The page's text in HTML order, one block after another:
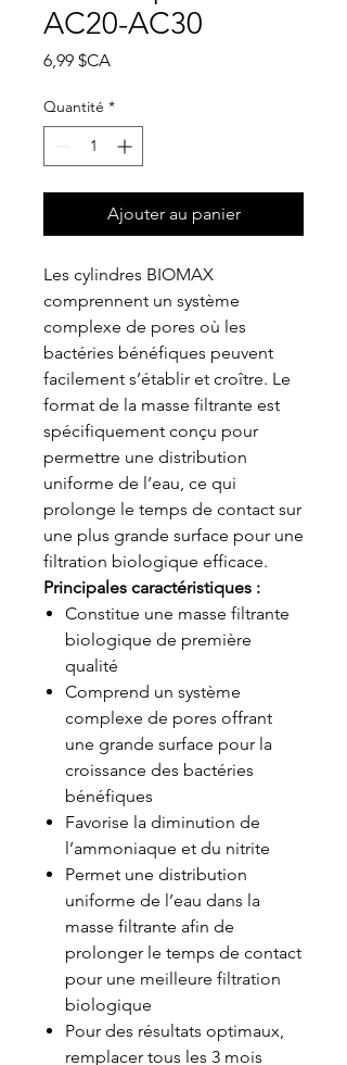
AC20-AC30
6,99 $CAPrix
Quantité *
Ajouter au panier
Les cylindres BIOMAX
comprennent un système
complexe de pores où les
bactéries bénéfiques peuvent
facilement s’établir et croître. Le
format de la masse filtrante est
spécifiquement conçu pour
permettre une distribution
uniforme de l’eau, ce qui
prolonge le temps de contact sur
une plus grande surface pour une
filtration biologique efficace.
Principales caractéristiques :
Constitue une masse filtrante
biologique de première
qualité
Comprend un système
complexe de pores offrant
une grande surface pour la
croissance des bactéries
bénéfiques
Favorise la diminution de
l’ammoniaque et du nitrite
Permet une distribution
uniforme de l’eau dans la
masse filtrante afin de
prolonger le temps de contact
pour une meilleure filtration
biologique
Pour des résultats optimaux,
remplacer tous les 3 mois